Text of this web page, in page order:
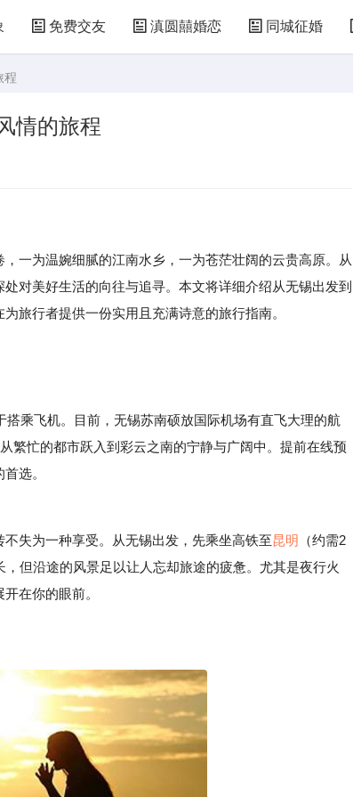
免费交友 滇圆囍婚恋 同城征婚
程
情的旅程
，一为温婉细腻的江南水乡，一为苍茫壮阔的云贵高原。从
对美好生活的向往与追寻。本文将详细介绍从无锡出发到
旅行者提供一份实用且充满诗意的旅行指南。
乘飞机。目前，无锡苏南硕放国际机场有直飞大理的航
繁忙的都市跃入到彩云之南的宁静与广阔中。提前在线预
选。
失为一种享受。从无锡出发，先乘坐高铁至昆明
（约需2
但沿途的风景足以让人忘却旅途的疲惫。尤其是夜行火
在你的眼前。